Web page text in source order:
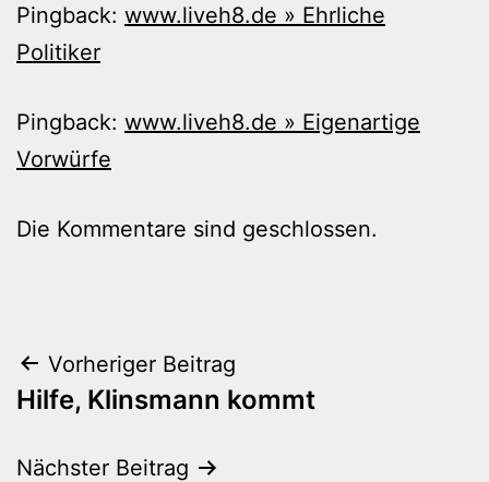
Pingback: www.liveh8.de » Ehrliche
Politiker
Pingback: www.liveh8.de » Eigenartige
Vorwürfe
Die Kommentare sind geschlossen.
Beitragsnavigation
Vorheriger Beitrag
Hilfe, Klinsmann kommt
Nächster Beitrag